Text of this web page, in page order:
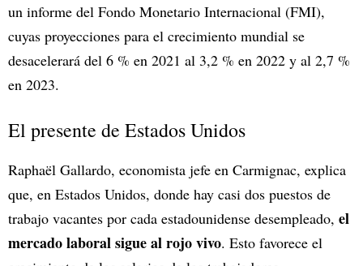
un informe del Fondo Monetario Internacional (FMI),
cuyas proyecciones para el crecimiento mundial se
desacelerará del 6 % en 2021 al 3,2 % en 2022 y al 2,7 %
en 2023.
El presente de Estados Unidos
Raphaël Gallardo, economista jefe en Carmignac, explica
que, en Estados Unidos, donde hay casi dos puestos de
trabajo vacantes por cada estadounidense desempleado, el
mercado laboral sigue al rojo vivo. Esto favorece el